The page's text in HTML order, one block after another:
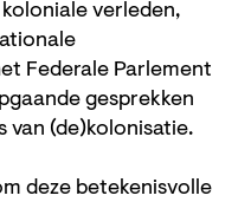
verleden,
Federale Parlement
gesprekken
van (de)kolonisatie.
deze betekenisvolle